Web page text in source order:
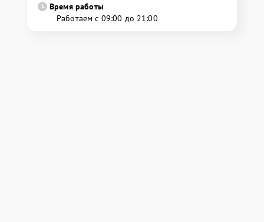
Время работы
Работаем с 09:00 до 21:00